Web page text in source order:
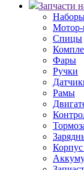
Запчасти
Мотор-
Спицы
Фары
Ручки
Рамы
Корпус